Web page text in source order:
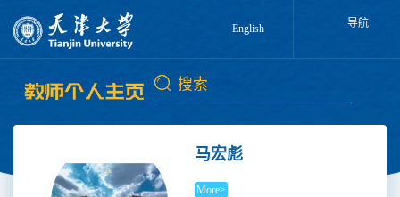
English 导航
马宏彪
More>